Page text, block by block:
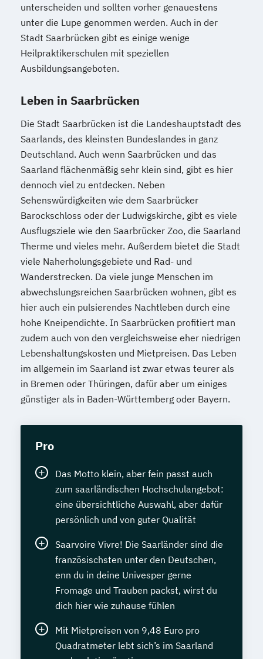
unterscheiden und sollten vorher genauestens
unter die Lupe genommen werden. Auch in der
Stadt Saarbrücken gibt es einige wenige
Heilpraktikerschulen mit speziellen
Ausbildungsangeboten.
Leben in Saarbrücken
Die Stadt Saarbrücken ist die Landeshauptstadt des
Saarlands, des kleinsten Bundeslandes in ganz
Deutschland. Auch wenn Saarbrücken und das
Saarland flächenmäßig sehr klein sind, gibt es hier
dennoch viel zu entdecken. Neben
Sehenswürdigkeiten wie dem Saarbrücker
Barockschloss oder der Ludwigskirche, gibt es viele
Ausflugsziele wie den Saarbrücker Zoo, die Saarland
Therme und vieles mehr. Außerdem bietet die Stadt
viele Naherholungsgebiete und Rad- und
Wanderstrecken. Da viele junge Menschen im
abwechslungsreichen Saarbrücken wohnen, gibt es
hier auch ein pulsierendes Nachtleben durch eine
hohe Kneipendichte. In Saarbrücken profitiert man
zudem auch von den vergleichsweise eher niedrigen
Lebenshaltungskosten und Mietpreisen. Das Leben
im allgemein im Saarland ist zwar etwas teurer als
in Bremen oder Thüringen, dafür aber um einiges
günstiger als in Baden-Württemberg oder Bayern.
Pro
Das Motto klein, aber fein passt auch
zum saarländischen Hochschulangebot:
eine übersichtliche Auswahl, aber dafür
persönlich und von guter Qualität
Saarvoire Vivre! Die Saarländer sind die
französischsten unter den Deutschen,
enn du in deine Univesper gerne
Fromage und Trauben packst, wirst du
dich hier wie zuhause fühlen
Mit Mietpreisen von 9,48 Euro pro
Quadratmeter lebt sich’s im Saarland